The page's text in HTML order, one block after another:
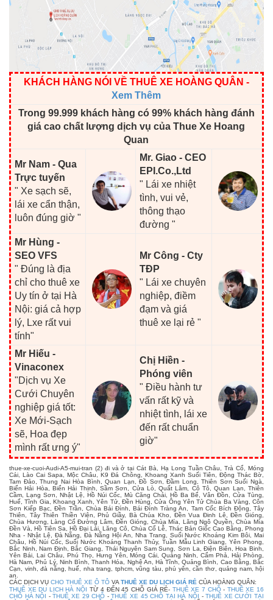
KHÁCH HÀNG NÓI VỀ THUÊ XE HOÀNG QUÂN -
Xem Thêm
Trong 99.999 khách hàng có 99% khách hàng đánh
giá cao chất lượng dịch vụ của Thue Xe Hoang
Quan
Mr Nam - Qua
Trực tuyến
" Xe sạch sẽ,
lái xe cẩn thận,
luôn đúng giờ "
Mr. Giao - CEO
EPI.Co.,Ltd
" Lái xe nhiệt
tình, vui vẻ,
thông thạo
đường "
Mr Hùng -
SEO VFS
" Đúng là địa
chỉ cho thuê xe
Uy tín ở tại Hà
Nội: giá cả hợp
lý, Lxe rất vui
tính"
Mr Công - Cty
TĐP
" Lái xe chuyên
nghiệp, điềm
đạm và giá
thuê xe lại rẻ "
Mr Hiếu -
Vinaconex
"Dịch vụ Xe
Cưới Chuyên
nghiệp giá tốt:
Xe Mới-Sạch
sẽ, Hoa đẹp
mình rất ưng ý"
Chị Hiền -
Phóng viên
" Điều hành tư
vấn rất kỹ và
nhiệt tình, lái xe
đến rất chuẩn
giờ"
thue-xe-cuoi-Audi-A5-mui-tran (2) đi và ở tại Cát Bà, Hạ Long Tuần Châu, Trà Cổ, Móng
Cái, Lào Cai Sapa, Mộc Châu, K9 Đá Chông, Khoang Xanh Suối Tiên, Động Thác Bờ,
Tam Đảo, Thung Nai Hòa Bình, Quan Lạn, Đồ Sơn, Đầm Long, Thiên Sơn Suối Ngà,
Biển Hải Hòa, Biển Hải Thịnh, Sầm Sơn, Cửa Lò, Quất Lâm, Cô Tô, Quan Lạn, Thiên
Cầm, Lạng Sơn, Nhật Lệ, Hồ Núi Cốc, Mù Căng Chải, Hồ Ba Bể, Vân Đồn, Cửa Tùng,
Huế, Tĩnh Gia, Khoang Xanh, Yên Tử, Đền Hùng, Cửa Ông Yên Tử Chùa Ba Vàng, Côn
Sơn Kiếp Bạc, Đền Trần, Chùa Bái Đính, Bái Đính Tràng An, Tam Cốc Bích Động, Tây
Thiên, Tây Thiên Thiền Viện, Phủ Giầy, Bà Chúa Kho, Đền Vua Đinh Lê, Đền Gióng,
Chùa Hương, Làng Cổ Đường Lâm, Đền Gióng, Chùa Mía, Lăng Ngô Quyền, Chùa Mía
Đền Và, Hồ Tiên Sa, Hồ Đại Lải, Lăng Cô, Chùa Cổ Lễ, Thác Bản Giốc Cao Bằng, Phong
Nha - Nhật Lệ, Đà Nẵng, Đà Nẵng Hội An, Nha Trang, Suối Nước Khoáng Kim Bôi, Mai
Châu, Hồ Núi Cốc, Suối Nước Khoáng Thanh Thủy, Tuần Mẫu Linh Giang, Yên Phong,
Bắc Ninh, Nam Định, Bắc Giang, Thái Nguyên Sam Sung, Sơn La, Điện Biên, Hoa Binh,
Yên Bái, Lai Châu, Phú Thọ, Hưng Yên, Móng Cái, Quảng Ninh, Cẩm Phả, Hải Phòng,
Hà Nam, Phủ Lý, Ninh Bình, Thanh Hóa, Nghệ An, Hà Tĩnh, Quảng Bình, Cao Bằng, Bắc
Cạn, vinh, đà nẵng, huế, nha trang, tphcm, vũng tàu, phú yên, cần thơ, quảng nam, hội
an.
CÁC DỊCH VỤ CHO THUÊ XE Ô TÔ VA THUÊ XE DU LỊCH GIÁ RẺ CỦA HOÀNG QUÂN:
THUÊ XE DU LỊCH HÀ NỘI TỪ 4 ĐẾN 45 CHỖ GIÁ RẺ- THUÊ XE 7 CHỖ- THUÊ XE 16
CHỖ HÀ NỘI -THUÊ XE 29 CHỖ -THUÊ XE 45 CHỖ TẠI HÀ NỘI -THUÊ XE CƯỚI TẠI